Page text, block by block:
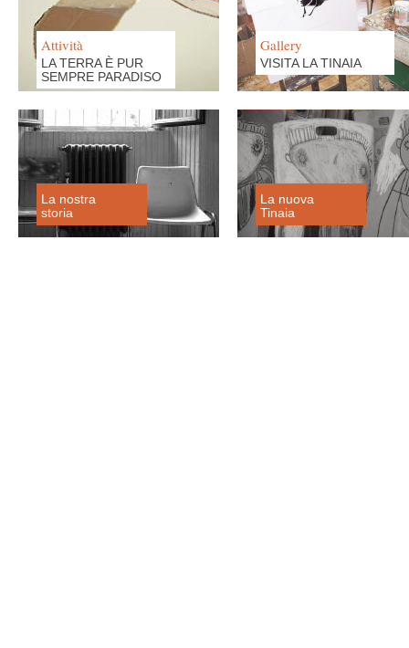
Attività
LA TERRA È PUR
SEMPRE PARADISO
Gallery
VISITA LA TINAIA
La nostra
storia
La nuova
Tinaia